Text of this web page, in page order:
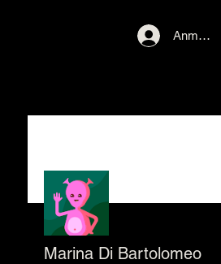
Anmelden
Marina Di Bartolomeo